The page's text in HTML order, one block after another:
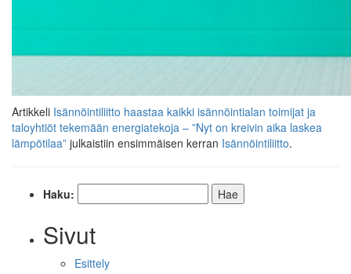
Artikkeli Isännöintiliitto haastaa kaikki isännöintialan toimijat ja
taloyhtiöt tekemään energiatekoja – ”Nyt on kreivin aika laskea
lämpötilaa” julkaistiin ensimmäisen kerran Isännöintiliitto.
Haku:
Sivut
Esittely